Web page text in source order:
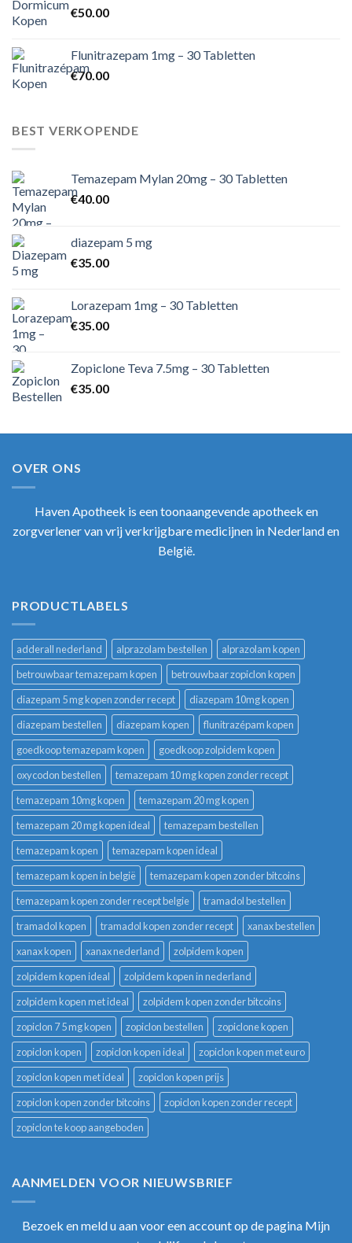
€50.00
Flunitrazepam 1mg – 30 Tabletten
€70.00
BEST VERKOPENDE
Temazepam Mylan 20mg – 30 Tabletten
€40.00
diazepam 5 mg
€35.00
Lorazepam 1mg – 30 Tabletten
€35.00
Zopiclone Teva 7.5mg – 30 Tabletten
€35.00
OVER ONS
Haven Apotheek is een toonaangevende apotheek en
zorgverlener van vrij verkrijgbare medicijnen in Nederland en
België.
PRODUCTLABELS
adderall nederland alprazolam bestellen
alprazolam kopen
betrouwbaar temazepam kopen
betrouwbaar zopiclon kopen
diazepam 5 mg kopen zonder recept
diazepam 10mg kopen
diazepam bestellen
diazepam kopen
flunitrazépam kopen
goedkoop temazepam kopen
goedkoop zolpidem kopen
oxycodon bestellen
temazepam 10 mg kopen zonder recept
temazepam 10mg kopen
temazepam 20 mg kopen
temazepam 20 mg kopen ideal
temazepam bestellen
temazepam kopen
temazepam kopen ideal
temazepam kopen in belgië
temazepam kopen zonder bitcoins
temazepam kopen zonder recept belgie
tramadol bestellen
tramadol kopen
tramadol kopen zonder recept
xanax bestellen
xanax kopen
xanax nederland
zolpidem kopen
zolpidem kopen ideal
zolpidem kopen in nederland
zolpidem kopen met ideal
zolpidem kopen zonder bitcoins
zopiclon 7 5 mg kopen
zopiclon bestellen
zopiclone kopen
zopiclon kopen
zopiclon kopen ideal
zopiclon kopen met euro
zopiclon kopen met ideal
zopiclon kopen prijs
zopiclon kopen zonder bitcoins
zopiclon kopen zonder recept
zopiclon te koop aangeboden
AANMELDEN VOOR NIEUWSBRIEF
Bezoek en meld u aan voor een account op de pagina Mijn